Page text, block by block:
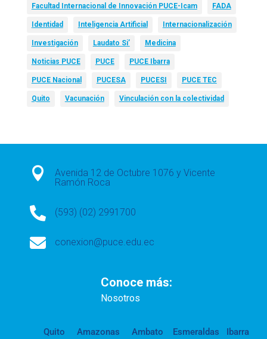
Facultad Internacional de Innovación PUCE-Icam FADA
Identidad Inteligencia Artificial Internacionalización
Investigación Laudato Si’ Medicina
Noticias PUCE PUCE PUCE Ibarra
PUCE Nacional PUCESA PUCESI PUCE TEC
Quito Vacunación Vinculación con la colectividad

Avenida 12 de Octubre 1076 y Vicente
Ramón Roca
 (593) (02) 2991700
 conexion@puce.edu.ec
Conoce más:
Nosotros
Quito Amazonas Ambato Esmeraldas Ibarra